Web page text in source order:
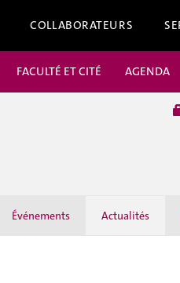
COLLABORATEURS
FACULTÉ ET CITÉ AGENDA
Événements Actualités